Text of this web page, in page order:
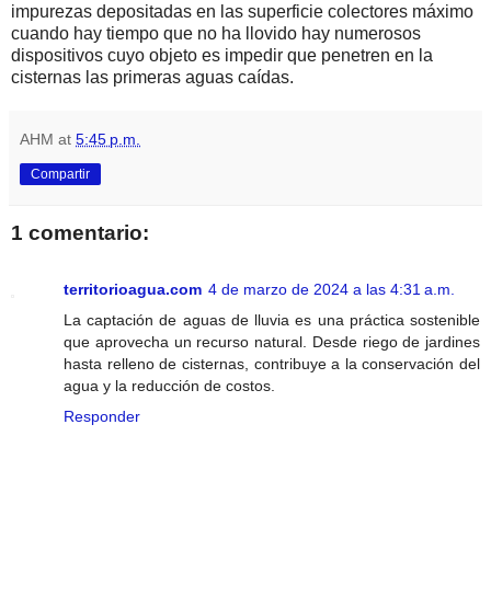
impurezas depositadas en las superficie colectores máximo
cuando hay tiempo que no ha llovido hay numerosos
dispositivos cuyo objeto es impedir que penetren en la
cisternas las primeras aguas caídas.
AHM at 5:45 p.m.
Compartir
1 comentario:
territorioagua.com 4 de marzo de 2024 a las 4:31 a.m.
La captación de aguas de lluvia es una práctica sostenible
que aprovecha un recurso natural. Desde riego de jardines
hasta relleno de cisternas, contribuye a la conservación del
agua y la reducción de costos.
Responder